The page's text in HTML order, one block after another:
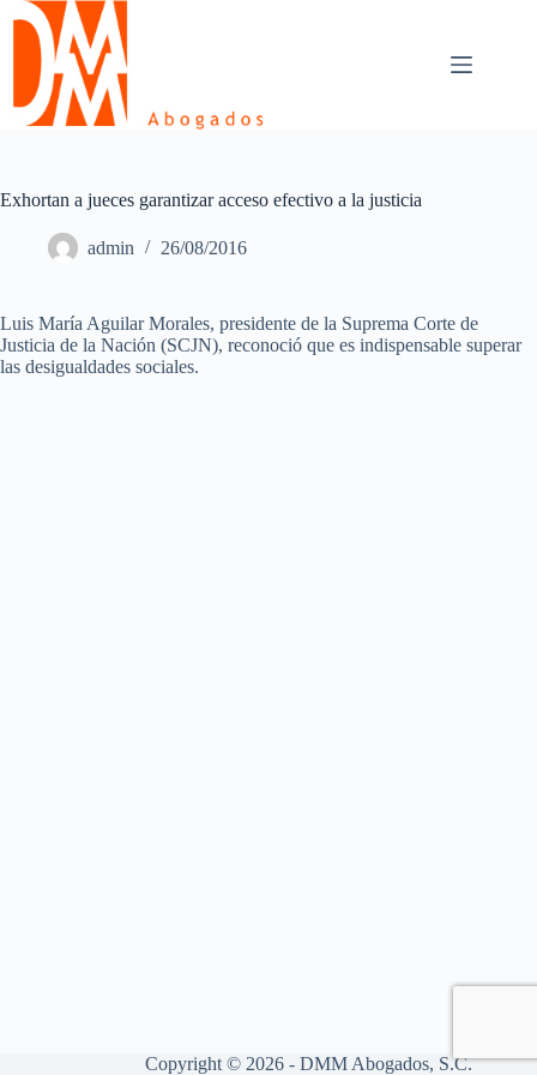
Skip
content
Exhortan a jueces garantizar acceso efectivo a la justicia
admin 26/08/2016
Luis María Aguilar Morales, presidente de la Suprema Corte de
Justicia de la Nación (SCJN), reconoció que es indispensable superar
las desigualdades sociales.
Copyright © 2026 - DMM Abogados, S.C.